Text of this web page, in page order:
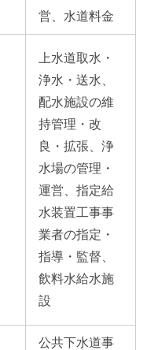
営、水道料金
上水道取水・
浄水・送水、
配水施設の維
持管理・改
良・拡張、浄
水場の管理・
運営、指定給
水装置工事事
業者の指定・
指導・監督、
飲料水給水施
設
公共下水道事